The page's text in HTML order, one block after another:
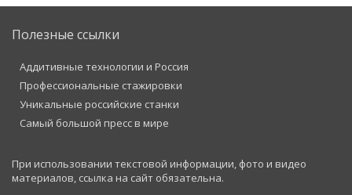
Полезные ссылки
Аддитивные технологии и Россия
Профессиональные стажировки
Уникальные российские станки
Самый большой пресс в мире
При использовании текстовой информации, фото и видео
материалов, ссылка на сайт обязательна.